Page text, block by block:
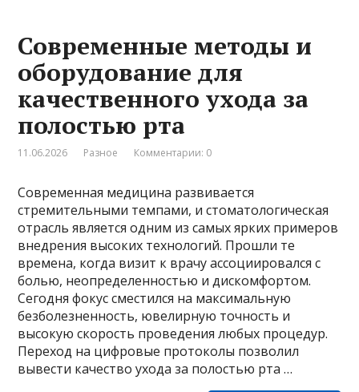
Современные методы и
оборудование для
качественного ухода за
полостью рта
11.06.2026 Разное Комментарии: 0
Современная медицина развивается
стремительными темпами, и стоматологическая
отрасль является одним из самых ярких примеров
внедрения высоких технологий. Прошли те
времена, когда визит к врачу ассоциировался с
болью, неопределенностью и дискомфортом.
Сегодня фокус сместился на максимальную
безболезненность, ювелирную точность и
высокую скорость проведения любых процедур.
Переход на цифровые протоколы позволил
вывести качество ухода за полостью рта …